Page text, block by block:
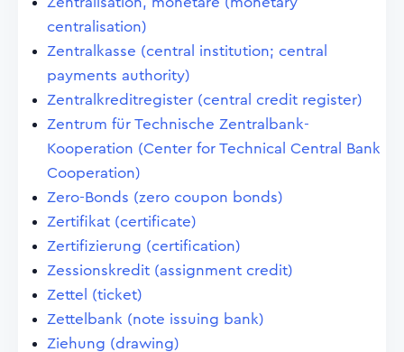
centralisation)
Zentralkasse (central institution; central
payments authority)
Zentralkreditregister (central credit register)
Zentrum für Technische Zentralbank-
Kooperation (Center for Technical Central Bank
Cooperation)
Zero-Bonds (zero coupon bonds)
Zertifikat (certificate)
Zertifizierung (certification)
Zessionskredit (assignment credit)
Zettel (ticket)
Zettelbank (note issuing bank)
Ziehung (drawing)